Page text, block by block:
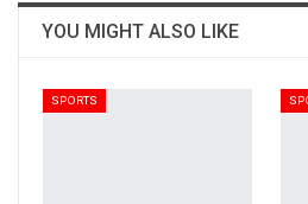
YOU MIGHT ALSO LIKE
SPORTS